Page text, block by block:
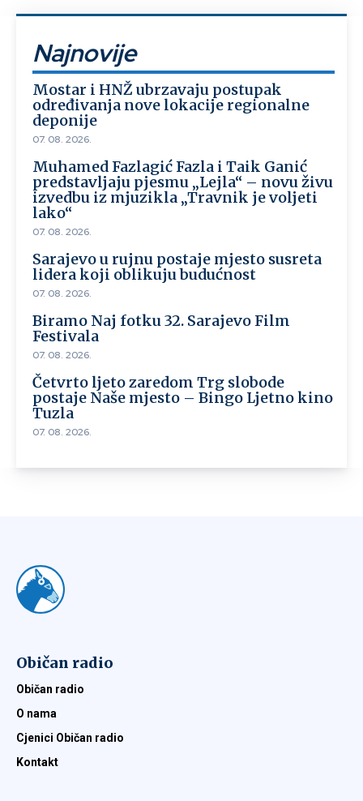
Najnovije
Mostar i HNŽ ubrzavaju postupak
određivanja nove lokacije regionalne
deponije
07. 08. 2026.
Muhamed Fazlagić Fazla i Taik Ganić
predstavljaju pjesmu „Lejla“ – novu živu
izvedbu iz mjuzikla „Travnik je voljeti
lako“
07. 08. 2026.
Sarajevo u rujnu postaje mjesto susreta
lidera koji oblikuju budućnost
07. 08. 2026.
Biramo Naj fotku 32. Sarajevo Film
Festivala
07. 08. 2026.
Četvrto ljeto zaredom Trg slobode
postaje Naše mjesto – Bingo Ljetno kino
Tuzla
07. 08. 2026.
Običan radio
Običan radio
O nama
Cjenici Običan radio
Kontakt